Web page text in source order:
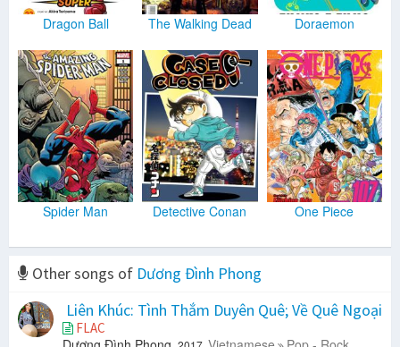
Dragon Ball The Walking Dead Doraemon
Spider Man Detective Conan One Piece
Other songs of Dương Đình Phong
Liên Khúc: Tình Thắm Duyên Quê; Về Quê Ngoại
FLAC